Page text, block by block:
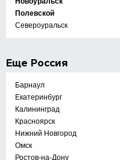
Полевской
Североуральск
Еще Россия
Барнаул
Екатеринбург
Калининград
Красноярск
Нижний Новгород
Омск
Ростов-на-Дону